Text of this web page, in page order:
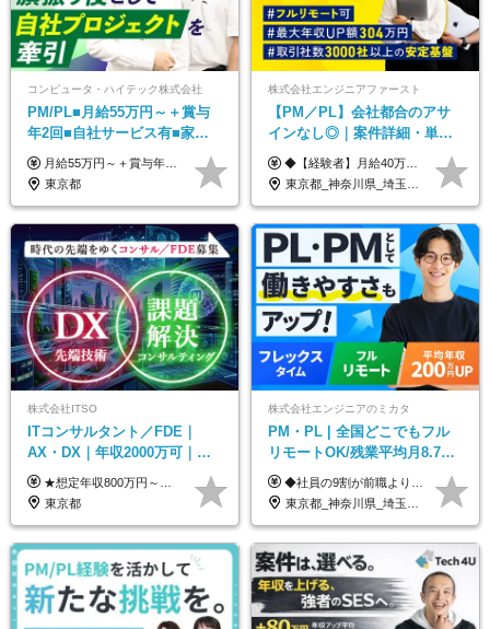
コンピュータ・ハイテック株式会社
PM/PL■月給55万円～＋賞与
年2回■自社サービス有■家族
手当有■残業月10h
月給55万円～＋賞与年2回＋決算賞与＋残業代全額支給＋各手当 ※月給の金額は経験やスキルを考慮して、決定します ※残業代は別途全額支給します ※試用期間6ヶ月（期間中の給与・待遇に差異はありません） ★7期連続決算賞与支給中！
東京都
株式会社エンジニアファースト
【PM／PL】会社都合のアサ
インなし◎｜案件詳細・単
価・給与テーブル全公開！働
き方も年収も自分で選べる！
◆【経験者】月給40万円～120万円(固定残業代含む)+各種手当 ※月30時間（76,000円～）の固定残業代を含みます。 ※上記を超える時間外労働分は追加で支給。 ※6ヶ月の試用期間あり（条件に変動なし） ・年収平均176万円アップ ・前職給与を保証 ◆単価連動性×還元率84％～100％で収入の大幅UPが可能 ・案件単価が月50万円の場合：年収417万円 ・案件単価が月70万円の場合：年収584万円 ・案件単価が月100万円の場合：年収834万円
東京都_神奈川県_埼玉県_千葉県_大阪府_愛知県_北海道_青森県_岩手県_宮城県_秋田県_山形県_福島県_茨城県_栃木県_群馬県_新潟県_山梨県_長野県_富山県_石川県_福井県_静岡県_岐阜県_三重県_兵庫県_京都府_滋賀県_奈良県_和歌山県_広島県_岡山県_鳥取県_島根県_山口県_徳島県_香川県_愛媛県_高知県_福岡県_熊本県_佐賀県_長崎県_大分県_宮崎県_鹿児島県_沖縄県
株式会社ITSO
ITコンサルタント／FDE｜
AX・DX｜年収2000万可｜取
引先の9割が大手企業｜残業月
10h｜リモート案件有
★想定年収800万円～最大2000万円可 ★前職給与を考慮 ★ストックオプション付与あり（IPO間近） ★昇給制度あり ┗入社6カ月後に3％以上の昇給があります。その後、業績に合わせて適宜、昇給します。 月給66万円～166.6万円 ※経験、スキルにあわせて相談のうえ決定します。 ※残業手当は残業時間に応じて別途全額支給 ※試用期間6ヶ月（期間中、給与・待遇に差異はありません）
東京都
株式会社エンジニアのミカタ
PM・PL | 全国どこでもフル
リモートOK/残業平均月8.7h/9
割が前職より給与アップ/フレ
ックスタイム制
◆社員の9割が前職より給与アップ！ 月給450,000円～531,500円+賞与＋インセンティブ ※経験・スキルを考慮の上、優遇いたします ※残業代につきましては、面接時にご説明させていただきます ※試用期間6ヶ月（給与・待遇に差異はございません）
東京都_神奈川県_埼玉県_千葉県_大阪府_愛知県_北海道_青森県_岩手県_宮城県_秋田県_山形県_福島県_茨城県_栃木県_群馬県_新潟県_山梨県_長野県_富山県_石川県_福井県_静岡県_岐阜県_三重県_兵庫県_京都府_滋賀県_奈良県_和歌山県_広島県_岡山県_鳥取県_島根県_山口県_徳島県_香川県_愛媛県_高知県_福岡県_熊本県_佐賀県_長崎県_大分県_宮崎県_鹿児島県_沖縄県